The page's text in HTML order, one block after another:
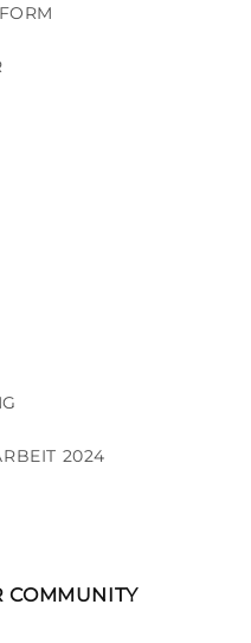
2024
COMMUNITY